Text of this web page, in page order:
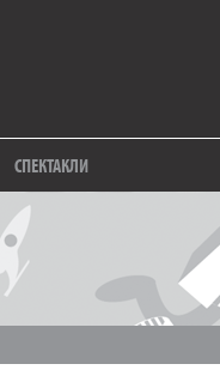
СПЕКТАКЛИ